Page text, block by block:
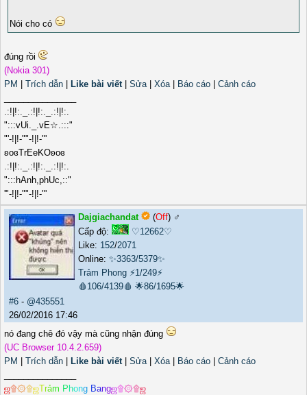
Nói cho có
đúng rồi
(Nokia 301)
PM
Trích dẫn Like bài viết| Sửa| Xóa| Báo cáo
Cảnh cáo
.:!|!:._.:!|!:._.:!|!:.
":::vUi._.vE☆.:::"
"'-!|!-""-!|!-"'
ʚoɞTrEeKOʚoɞ
.:!|!:._.:!|!:._.:!|!:.
":::hAnh,phUc,::"
'"-!|!-""-!|!-"'
Dajgiachandat (Off) ♂️
Cấp độ:
♡12662♡
Like: 152/2071
Online: ✨3363/5379✨
Trảm Phong ⚡1/249⚡
🩸106/4139🩸 🌟86/1695🌟
#6 - @435551
26/02/2016 17:46
nó đang chê đó vậy mà cũng nhận đúng
(UC Browser 10.4.2.659)
PM
Trích dẫn Like bài viết| Sửa| Xóa| Báo cáo
Cảnh cáo
ஜ۩۞۩ஜTrảm P hong Bangஜ۩۞۩ஜ